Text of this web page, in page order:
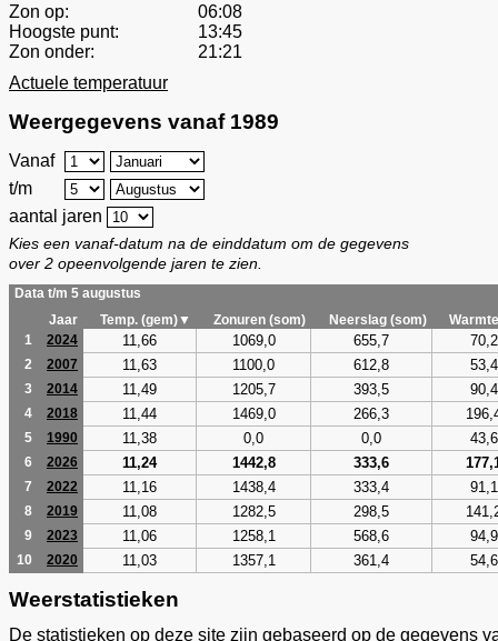
Zon op:
06:08
Hoogste punt:
13:45
Zon onder:
21:21
Actuele temperatuur
Weergegevens vanaf 1989
Vanaf
t/m
aantal jaren
Kies een vanaf-datum na de einddatum om de gegevens
over 2 opeenvolgende jaren te zien.
Data t/m 5 augustus
Jaar
Temp. (gem)▼ Zonuren (som) Neerslag (som)
1
2024 11,66 1069,0 655,7 70,2
2 2007 11,63 1100,0 612,8 53,4
3 2014 11,49 1205,7 393,5 90,4
4 2018 11,44 1469,0 266,3
5 1990 11,38 0,0 0,0 43,6
6 2026 11,24 1442,8 333,6
7 2022 11,16 1438,4 333,4 91,1
8 2019 11,08 1282,5 298,5
9 2023 11,06 1258,1 568,6 94,9
10 2020 11,03 1357,1 361,4 54,6
Weerstatistieken
De statistieken op deze site zijn gebaseerd op de gegevens